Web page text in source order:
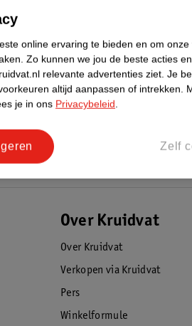
van het
Over Kruidvat
Over Kruidvat
Verkopen via Kruidvat
Pers
Winkelformule
online ervaring te bieden en om onze
Zo kunnen we jou de beste acties
relevante advertenties ziet. Je
altijd aanpassen of intrekken.
je in ons Privacybeleid.
Zelf